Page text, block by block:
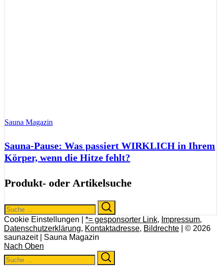
Sauna Magazin
Sauna-Pause: Was passiert WIRKLICH in Ihrem
Körper, wenn die Hitze fehlt?
Produkt- oder Artikelsuche
Search
for:
Cookie Einstellungen | *= gesponsorter Link, Impressum,
Datenschutzerklärung, Kontaktadresse, Bildrechte | © 2026
saunazeit | Sauna Magazin
Nach Oben
Search
for: